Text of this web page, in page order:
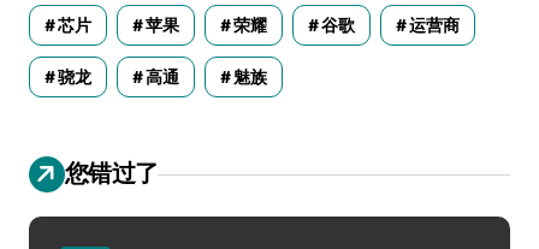
芯片 苹果 荣耀 谷歌 运营商
骁龙 高通 魅族
您错过了